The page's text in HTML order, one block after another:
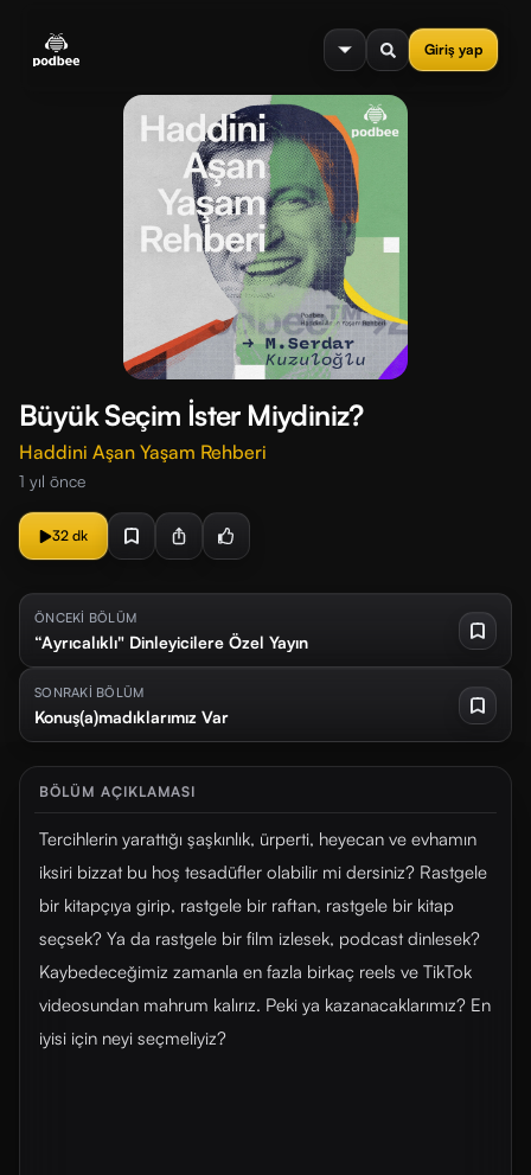
Giriş yap
menu
Büyük Seçim İster Miydiniz?
Haddini Aşan Yaşam Rehberi
1 yıl önce
32 dk
ÖNCEKİ BÖLÜM
“Ayrıcalıklı" Dinleyicilere Özel Yayın
SONRAKİ BÖLÜM
Konuş(a)madıklarımız Var
BÖLÜM AÇIKLAMASI
Tercihlerin yarattığı şaşkınlık, ürperti, heyecan ve evhamın
iksiri bizzat bu hoş tesadüfler olabilir mi dersiniz? Rastgele
bir kitapçıya girip, rastgele bir raftan, rastgele bir kitap
seçsek? Ya da rastgele bir film izlesek, podcast dinlesek?
Kaybedeceğimiz zamanla en fazla birkaç reels ve TikTok
videosundan mahrum kalırız. Peki ya kazanacaklarımız? En
iyisi için neyi seçmeliyiz?